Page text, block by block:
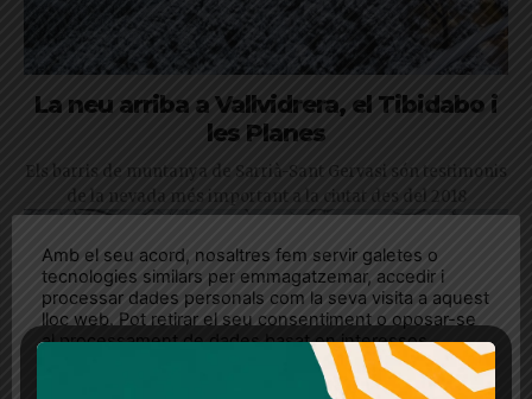
La neu arriba a Vallvidrera, el Tibidabo i
les Planes
Els barris de muntanya de Sarrià-Sant Gervasi són testimonis
de la nevada més important a la ciutat des del 2018
Amb el seu acord, nosaltres fem servir galetes o
tecnologies similars per emmagatzemar, accedir i
processar dades personals com la seva visita a aquest
lloc web. Pot retirar el seu consentiment o oposar-se
al processament de dades basat en interessos
legítims en qualsevol moment fent clic a "Ajustos de
cookies" o a la nostra Política de privacitat en aquest